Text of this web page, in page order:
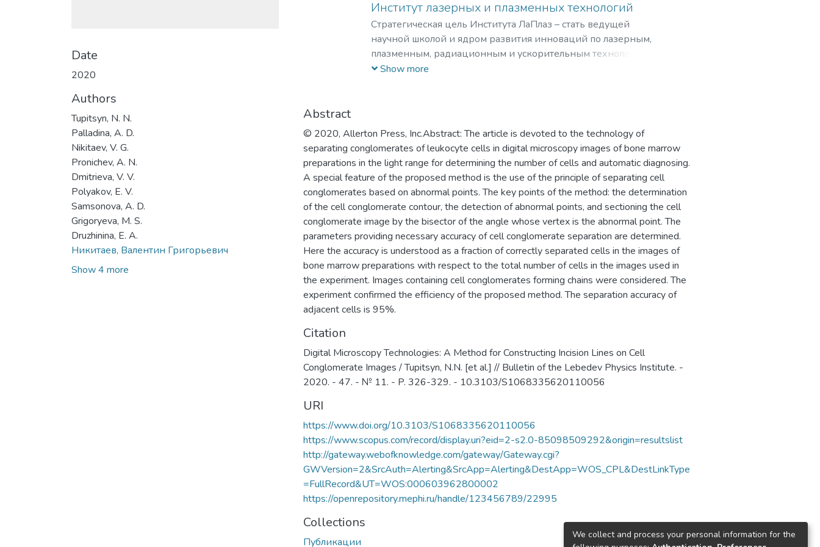
Date
2020
Authors
Tupitsyn, N. N.
Palladina, A. D.
Nikitaev, V. G.
Pronichev, A. N.
Dmitrieva, V. V.
Polyakov, E. V.
Samsonova, A. D.
Grigoryeva, M. S.
Druzhinina, E. A.
Никитаев, Валентин Григорьевич
Show 4 more
образовательный процесс, что отвечает решению
практикоориентированной задачи мирового уровня –
диагностике и терапии на клеточном уровне социально-
значимых заболеваний человека.
Институт лазерных и плазменных технологий
Стратегическая цель Института ЛаПлаз – стать ведущей
научной школой и ядром развития инноваций по лазерным,
плазменным, радиационным и ускорительным технологиям,
с уникальными образовательными программами,
Show more
Abstract
© 2020, Allerton Press, Inc.Abstract: The article is devoted to the technology of
separating conglomerates of leukocyte cells in digital microscopy images of bone marrow
preparations in the light range for determining the number of cells and automatic diagnosing.
A special feature of the proposed method is the use of the principle of separating cell
conglomerates based on abnormal points. The key points of the method: the determination
of the cell conglomerate contour, the detection of abnormal points, and sectioning the cell
conglomerate image by the bisector of the angle whose vertex is the abnormal point. The
parameters providing necessary accuracy of cell conglomerate separation are determined.
Here the accuracy is understood as a fraction of correctly separated cells in the images of
bone marrow preparations with respect to the total number of cells in the images used in
the experiment. Images containing cell conglomerates forming chains were considered. The
experiment confirmed the efficiency of the proposed method. The separation accuracy of
adjacent cells is 95%.
Citation
Digital Microscopy Technologies: A Method for Constructing Incision Lines on Cell
Conglomerate Images / Tupitsyn, N.N. [et al.] // Bulletin of the Lebedev Physics Institute. -
2020. - 47. - № 11. - P. 326-329. - 10.3103/S1068335620110056
URI
https://www.doi.org/10.3103/S1068335620110056
https://www.scopus.com/record/display.uri?eid=2-s2.0-85098509292&origin=resultslist
http://gateway.webofknowledge.com/gateway/Gateway.cgi?
GWVersion=2&SrcAuth=Alerting&SrcApp=Alerting&DestApp=WOS_CPL&DestLinkType
=FullRecord&UT=WOS:000603962800002
https://openrepository.mephi.ru/handle/123456789/22995
Collections
Публикации
We collect and process your personal information for the